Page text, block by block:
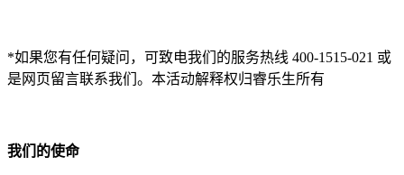
*如果您有任何疑问，可致电我们的服务热线 400-1515-021 或
是网页留言联系我们。本活动解释权归睿乐生所有
我们的使命